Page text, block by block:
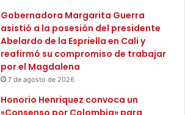
a Internet y computadoras, algo que
estudié en una institución similar a
radicalmente en 30 años y
de preparar a estos
mundo. Para lograrlo, debemos
que educamos, profesores y
ser usuarios de inteligencia artificial,
Gobernadora Margarita Guerra
asistió a la posesión del presidente
Abelardo de la Espriella en Cali y
reafirmó su compromiso de trabajar
por el Magdalena
7 de agosto de 2026
Honorio Henriquez convoca un
«Consenso por Colombia» para